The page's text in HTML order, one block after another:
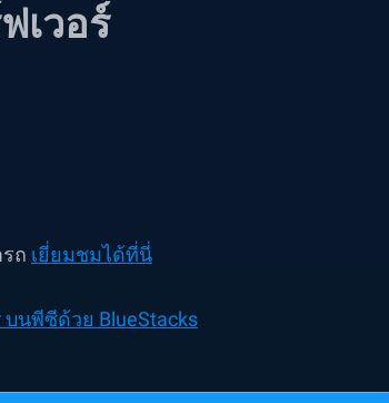
เวอร์
ถ เยี่ยมชมได้ที่นี่
บนพีซีด้วย BlueStacks